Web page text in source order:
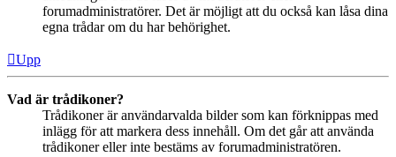
forumadministratörer. Det är möjligt att du också kan låsa dina
egna trådar om du har behörighet.
Upp
Vad är trådikoner?
Trådikoner är användarvalda bilder som kan förknippas med
inlägg för att markera dess innehåll. Om det går att använda
trådikoner eller inte bestäms av forumadministratören.